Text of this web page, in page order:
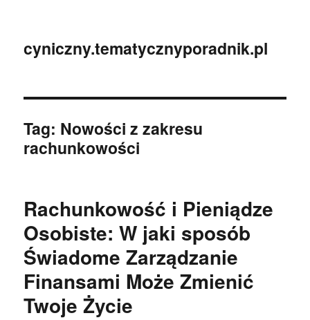
cyniczny.tematycznyporadnik.pl
Tag: Nowości z zakresu
rachunkowości
Rachunkowość i Pieniądze
Osobiste: W jaki sposób
Świadome Zarządzanie
Finansami Może Zmienić
Twoje Życie